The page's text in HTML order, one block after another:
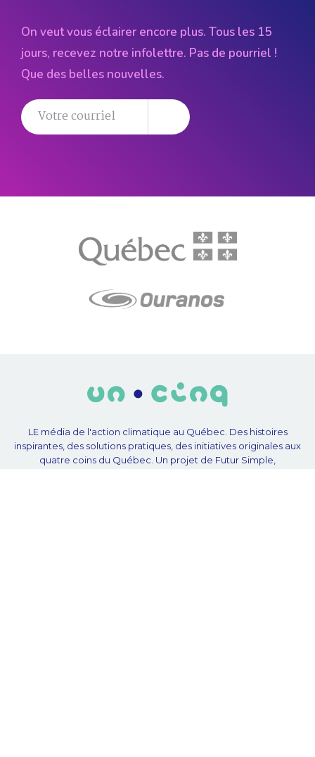
On veut vous éclairer encore plus. Tous les 15
jours, recevez notre infolettre. Pas de pourriel !
Que des belles nouvelles.
LE média de l'action climatique au Québec. Des histoires
inspirantes, des solutions pratiques, des initiatives originales aux
quatre coins du Québec. Un projet de Futur Simple,